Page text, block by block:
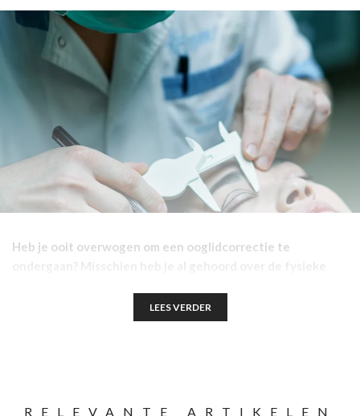
Heb je ooit overwogen om een ooglidcorrectie te
gezichtsveld. Maar wist je dat deze cosmetische ingreep
ook aanzienlijke psychologische voordelen kan bieden?
LEES VERDER
RELEVANTE ARTIKELEN